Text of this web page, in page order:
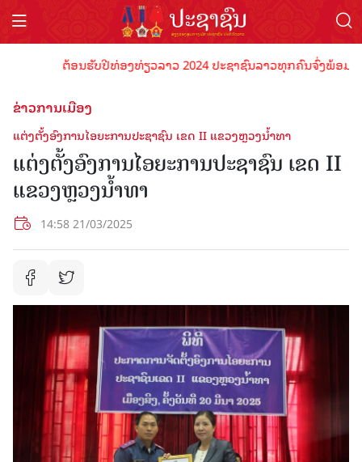
ຕ້ອນຮັບປີທ່ອງທ່ຽວລາວ 2024 ປະຊາຊົນລາວທຸກຄົນຈົ່ງພ້ອມເ
ຂ່າວການເມືອງ
ແຕ່ງຕັ້ງອົງການໄອຍະການປະຊາຊົນ ເຂດ II ແຂວງຫຼວງນໍ້າທາ
ແຕ່ງຕັ້ງອົງການໄອຍະການປະຊາຊົນ ເຂດ II
ແຂວງຫຼວງນໍ້າທາ
14:58 21/03/2025